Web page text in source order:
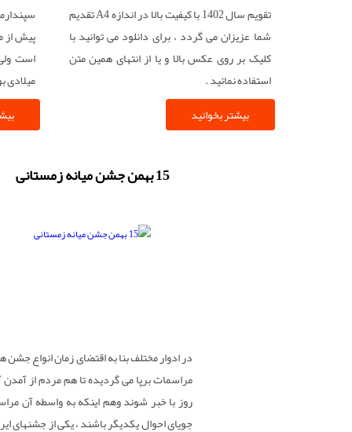
تقویم سال 1402 با کیفیت بالا در اندازه A4 تقدیم
شما عزیزان می گردد ، برای دانلود می توانید با
کلیک بر روی عکس بالا و یا از انتهای همین متن
استفاده نمائید .
بیشتر بخوانید
پیش از
است
میلادی
15 بهمن جشن میانه زمستانی
در ادوار مختلف بنا به اقتضای زمان انواع جشن
مراسمات برپا می گردیده تا هم مردم از
روز با خبر شوند وهم اینکه به واسطه آن
جویای احوال یکدیگر باشند ، یکی از جشنهای